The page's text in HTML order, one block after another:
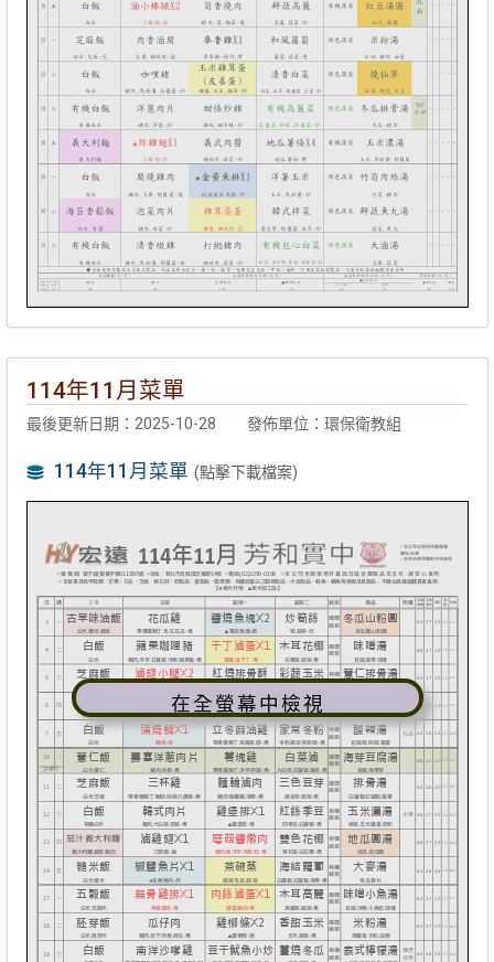
114年11月菜單
最後更新日期：2025-10-28 發佈單位：環保衛教組
114年11月菜單 (點擊下載檔案)
在全螢幕中檢視